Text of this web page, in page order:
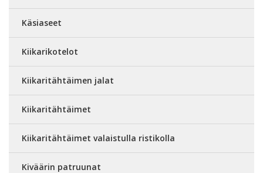
Käsiaseet
Kiikarikotelot
Kiikaritähtäimen jalat
Kiikaritähtäimet
Kiikaritähtäimet valaistulla ristikolla
Kiväärin patruunat